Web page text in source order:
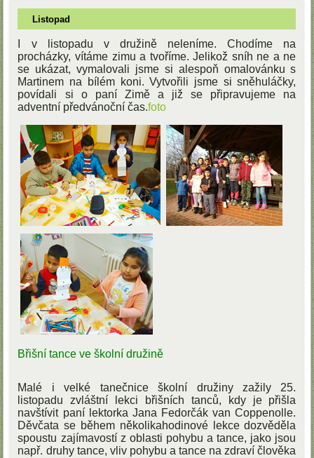
Listopad
I v listopadu v družině neleníme. Chodíme na
procházky, vítáme zimu a tvoříme. Jelikož sníh ne a ne
se ukázat, vymalovali jsme si alespoň omalovánku s
Martinem na bílém koni. Vytvořili jsme si sněhuláčky,
povídali si o paní Zimě a již se připravujeme na
adventní předvánoční čas.foto
Břišní tance ve školní družině
Malé i velké tanečnice školní družiny zažily 25.
listopadu zvláštní lekci břišních tanců, kdy je přišla
navštívit paní lektorka Jana Fedorčák van Coppenolle.
Děvčata se během několikahodinové lekce dozvěděla
spoustu zajímavostí z oblasti pohybu a tance, jako jsou
např. druhy tance, vliv pohybu a tance na zdraví člověka